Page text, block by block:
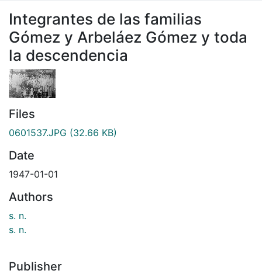
Integrantes de las familias
Gómez y Arbeláez Gómez y toda
la descendencia
Files
0601537.JPG (32.66 KB)
Date
1947-01-01
Authors
s. n.
s. n.
Publisher